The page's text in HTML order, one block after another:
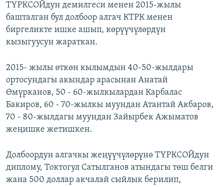
ТҮРКСОЙдун демилгеси менен 2015-жылы
башталган бул долбоор алгач КТРК менен
биргеликте ишке ашып, көрүүчүлөрдүн
кызыгуусун жараткан.
2015- жылы өткөн кылымдын 40-50-жылдары
ортосундагы акындар арасынан Анатай
Өмүрканов, 50 - 60-жылкылардан Карбалас
Бакиров, 60 - 70-жылкы муундан Атантай Акбаров,
70 - 80-жылдагы муундан Зайырбек Ажыматов
жеңишке жетишкен.
Долбоордун алгачкы жеңүүчүлөрүнө ТҮРКСОЙдун
диплому, Токтогул Сатылганов атындагы төш белги
жана 500 доллар акчалай сыйлык берилип,